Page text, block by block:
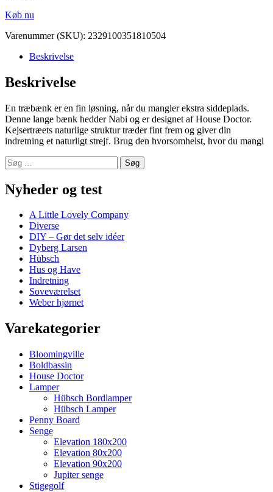
Køb nu
Varenummer (SKU): 2329100351810504
Beskrivelse
Beskrivelse
En træbænk er en fin løsning, når du mangler ekstra siddeplads.
Denne lange bænk hedder Nabi og er designet af House Doctor.
Kejsertræets naturlige struktur træder fint frem og giver din
indretning et naturligt strejf. Brug den hvorsomhelst, hvor du mangl
Søg
efter:
Nyheder og test
A Little Lovely Company
Diverse
DIY – Gør det selv idéer
Dyberg Larsen
Hübsch
Hus og Have
Indretning
Soveværelset
Weber hjørnet
Varekategorier
Bloomingville
Boldbassin
House Doctor
Lamper
Hübsch Bordlamper
Hübsch Lamper
Penny Board
Senge
Elevation 180x200
Elevation 80x200
Elevation 90x200
Jupiter senge
Stigegolf